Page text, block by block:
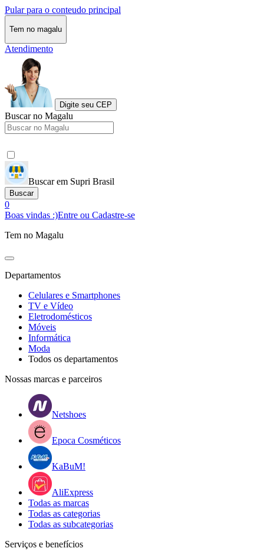
Pular para o conteudo principal
Tem no magalu
Atendimento
Digite seu CEP
Buscar no Magalu
Buscar em Supri Brasil
Buscar
0
Boas vindas :)Entre ou Cadastre-se
Tem no Magalu
Departamentos
Celulares e Smartphones
TV e Vídeo
Eletrodomésticos
Móveis
Informática
Moda
Todos os departamentos
Nossas marcas e parceiros
Netshoes
Epoca Cosméticos
KaBuM!
AliExpress
Todas as marcas
Todas as categorias
Todas as subcategorias
Serviços e benefícios